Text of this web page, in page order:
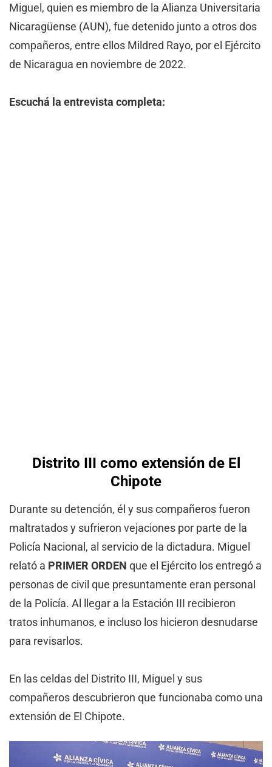
Miguel, quien es miembro de la Alianza Universitaria
Nicaragüense (AUN), fue detenido junto a otros dos
compañeros, entre ellos Mildred Rayo, por el Ejército
de Nicaragua en noviembre de 2022.
Escuchá la entrevista completa:
Distrito III como extensión de El
Chipote
Durante su detención, él y sus compañeros fueron
maltratados y sufrieron vejaciones por parte de la
Policía Nacional, al servicio de la dictadura. Miguel
relató a PRIMER ORDEN que el Ejército los entregó a
personas de civil que presuntamente eran personal
de la Policía. Al llegar a la Estación III recibieron
tratos inhumanos, e incluso los hicieron desnudarse
para revisarlos.
En las celdas del Distrito III, Miguel y sus
compañeros descubrieron que funcionaba como una
extensión de El Chipote.